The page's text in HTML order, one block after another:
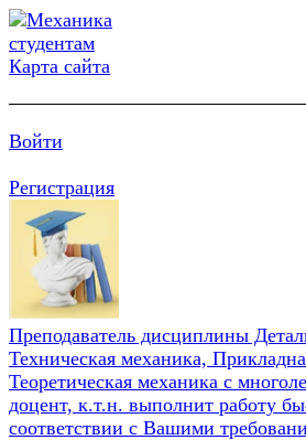
Карта сайта
Войти
Регистрация
Преподаватель дисциплины
Техническая механика,
Теоретическая механика с
доцент, к.т.н. выполнит работу
соответствии с Вашими